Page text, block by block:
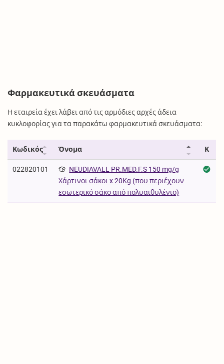
Φαρμακευτικά σκευάσματα
Η εταιρεία έχει λάβει από τις αρμόδιες αρχές άδεια
κυκλοφορίας για τα παρακάτω φαρμακευτικά σκευάσματα:
Κωδικός Όνομα Κ
022820101
NEUDIAVALL PR.MED.F.S 150 mg/g
Χάρτινοι σάκοι x 20Kg (που περιέχουν
εσωτερικό σάκο από πολυαιθυλένιο)